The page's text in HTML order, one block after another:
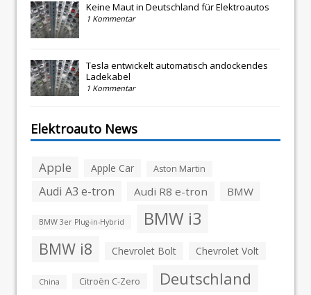
Keine Maut in Deutschland für Elektroautos
1 Kommentar
Tesla entwickelt automatisch andockendes
Ladekabel
1 Kommentar
Elektroauto News
Apple Apple Car Aston Martin
Audi A3 e-tron Audi R8 e-tron BMW
BMW 3er Plug-in-Hybrid BMW i3
BMW i8 Chevrolet Bolt Chevrolet Volt
China Citroën C-Zero Deutschland